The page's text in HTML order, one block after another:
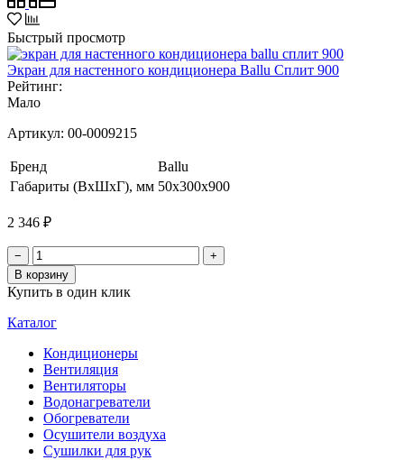
Быстрый просмотр
Экран для настенного кондиционера Ballu Сплит 900
Рейтинг:
Мало
Артикул: 00-0009215
Бренд
Ballu
Габариты (ВxШxГ), мм 50x300x900
2 346 ₽
−
+
В корзину
Купить в один клик
Каталог
Кондиционеры
Вентиляция
Вентиляторы
Водонагреватели
Обогреватели
Осушители воздуха
Сушилки для рук